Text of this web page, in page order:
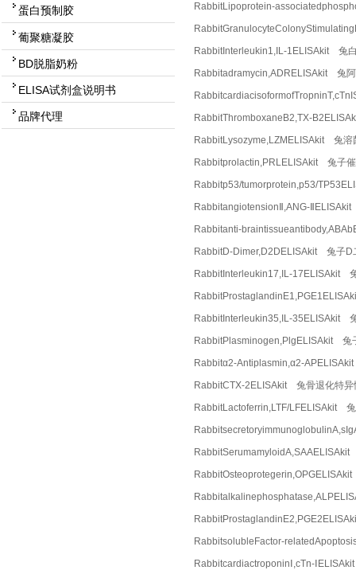
蛋白预制胶
葡聚糖凝胶
BD脱脂奶粉
ELISA试剂盒说明书
品牌代理
RabbitLipoprotein-
RabbitInterleukin1,IL-1ELISAkit 兔
Rabbitadramycin,ADRELISAkit 兔
RabbitThromboxaneB2,TX-
RabbitLysozyme,LZMELISAkit 兔溶
Rabbitprolactin,PRLELISAkit 兔子
Rabbitp53/tumorprotein,p53/
RabbitangiotensionⅡ,ANG-
Rabbitanti-
RabbitD-Dimer,D2DELISAkit 兔子D
RabbitInterleukin17,IL-17ELISAkit
RabbitInterleukin35,IL-35ELISAkit
RabbitPlasminogen,PlgELISAkit 兔
Rabbitα2-Antiplasmin,α2-
RabbitCTX-2ELISAkit 兔骨退化特异
RabbitLactoferrin,LTF/LFELISAkit
RabbitsolubleFactor-
RabbitcardiactroponinⅠ,cTn-